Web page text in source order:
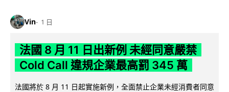
Vin 1 日
法國 8 月 11 日出新例 未經同意嚴禁
Cold Call 違規企業最高罰 345 萬
法國將於 8 月 11 日起實施新例，全面禁止企業未經消費者同意